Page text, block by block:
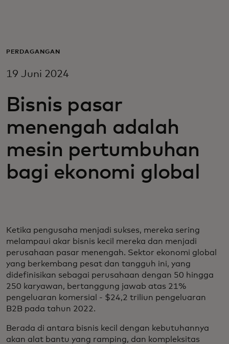
Untuk bisnis
Untuk inovator
Berita dan tren
PERDAGANGAN
19 Juni 2024
Bisnis pasar
menengah adalah
mesin pertumbuhan
bagi ekonomi global
Ketika pengusaha menjadi sukses, mereka sering
melampaui akar bisnis kecil mereka dan menjadi
perusahaan pasar menengah. Sektor ekonomi global
yang berkembang pesat dan tangguh ini, yang
didefinisikan sebagai perusahaan dengan 50 hingga
250 karyawan, bertanggung jawab atas 21%
pengeluaran komersial - $24,2 triliun pengeluaran
B2B pada tahun 2022.
Berada di antara bisnis kecil dengan kebutuhannya
akan alat bantu yang ramping, dan kompleksitas